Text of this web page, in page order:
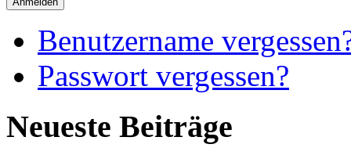
Benutzername
Passwort vergessen?
Neueste Beiträge